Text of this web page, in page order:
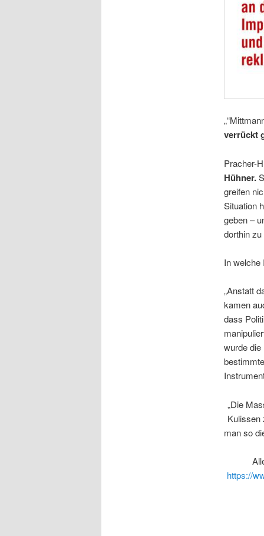
verrückt
Pracher-
Hühner.
greifen
Situation
geben –
dorthin
In welche
„Anstatt
kamen
dass
wurde
„Die
Kulissen
man so
https://